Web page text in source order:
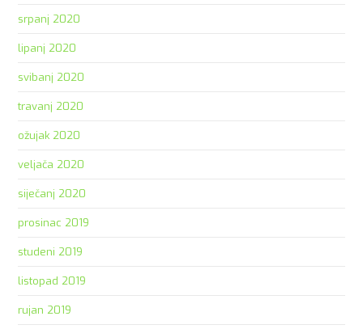
srpanj 2020
lipanj 2020
svibanj 2020
travanj 2020
ožujak 2020
veljača 2020
siječanj 2020
prosinac 2019
studeni 2019
listopad 2019
rujan 2019